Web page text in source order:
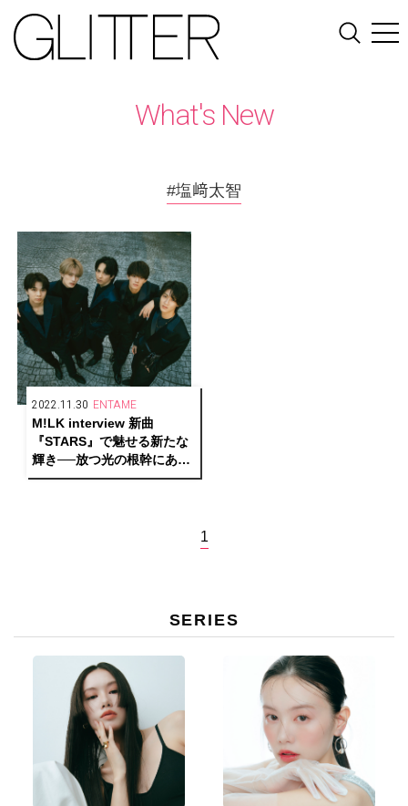
What's New
#塩﨑太智
2022.11.30 ENTAME
M!LK interview 新曲
『STARS』で魅せる新たな
輝き──放つ光の根幹にある
もの
1
SERIES